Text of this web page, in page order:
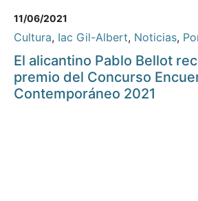
11/06/2021
Cultura, Iac Gil-Albert, Noticias,
El alicantino Pablo Bellot
premio del Concurso
Contemporáneo 2021